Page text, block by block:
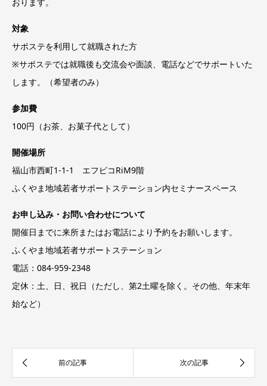
対象
サポステを利用して就職された方
※サポステでは就職後も交流会や面談、電話などでサポートいた
します。（希望者のみ）
参加費
100円（お茶、お菓子代として）
開催場所
福山市西町1-1-1 エフピコRiM9階
ふくやま地域若者サポートステーション内セミナースペース
お申し込み・お問い合わせについて
開催日までに来所またはお電話により予約をお願いします。
ふくやま地域若者サポートステーション
電話：084-959-2348
定休：土、日、祝日（ただし、第2土曜を除く。その他、年末年
始など）